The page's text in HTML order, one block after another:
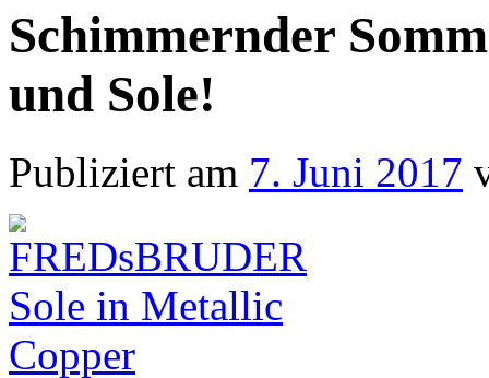
Schimmernder
und Sole!
Publiziert am 7. Juni 2017